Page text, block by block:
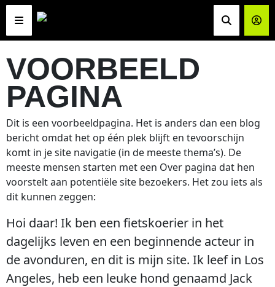
Skip to content
Skip to footer
VOORBEELD
PAGINA
Dit is een voorbeeldpagina. Het is anders dan een blog
bericht omdat het op één plek blijft en tevoorschijn
komt in je site navigatie (in de meeste thema’s). De
meeste mensen starten met een Over pagina dat hen
voorstelt aan potentiële site bezoekers. Het zou iets als
dit kunnen zeggen:
Hoi daar! Ik ben een fietskoerier in het
dagelijks leven en een beginnende acteur in
de avonduren, en dit is mijn site. Ik leef in Los
Angeles, heb een leuke hond genaamd Jack